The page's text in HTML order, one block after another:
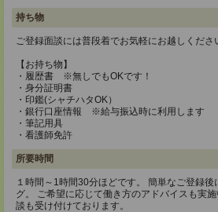
持ち物
ご登録面談には普段着でお気軽にお越しくださ
【お持ち物】
・履歴書 ※無しでもOKです！
・身分証明書
・印鑑(シャチハタOK）
・銀行口座情報 ※給与振込時に利用します
・筆記用具
・看護師免許
所要時間
１時間～1時間30分ほどです。 簡単なご登録
グ。 ご希望に応じて働き方のアドバイスも実
談も受け付けております。